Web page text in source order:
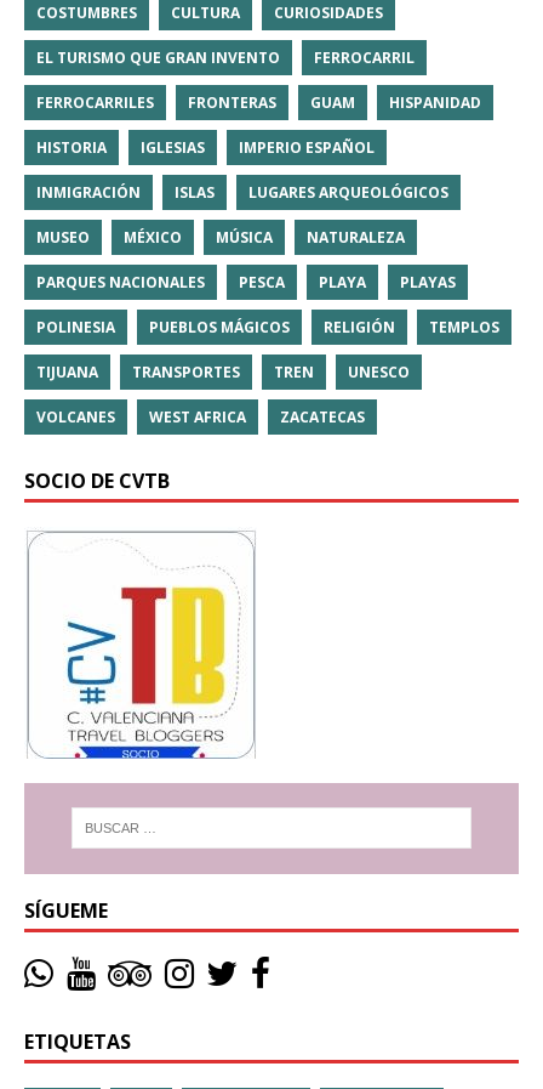
COSTUMBRES CULTURA CURIOSIDADES
EL TURISMO QUE GRAN INVENTO FERROCARRIL
FERROCARRILES FRONTERAS GUAM HISPANIDAD
HISTORIA IGLESIAS IMPERIO ESPAÑOL
INMIGRACIÓN ISLAS LUGARES ARQUEOLÓGICOS
MUSEO MÉXICO MÚSICA NATURALEZA
PARQUES NACIONALES PESCA PLAYA PLAYAS
POLINESIA PUEBLOS MÁGICOS RELIGIÓN TEMPLOS
TIJUANA TRANSPORTES TREN UNESCO
VOLCANES WEST AFRICA ZACATECAS
SOCIO DE CVTB
SÍGUEME
ETIQUETAS